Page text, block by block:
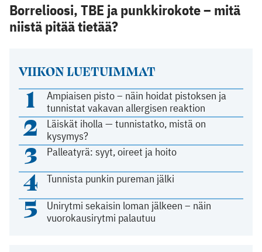
VIIKON LUETUIMMAT
1
Ampiaisen pisto – näin hoidat pistoksen ja
tunnistat vakavan allergisen reaktion
2
Läiskät iholla — tunnistatko, mistä on
kysymys?
3 Palleatyrä: syyt, oireet ja hoito
4 Tunnista punkin pureman jälki
5
Unirytmi sekaisin loman jälkeen – näin
vuorokausirytmi palautuu
Borrelioosi, TBE ja punkkirokote – mitä
niistä pitää tietää?